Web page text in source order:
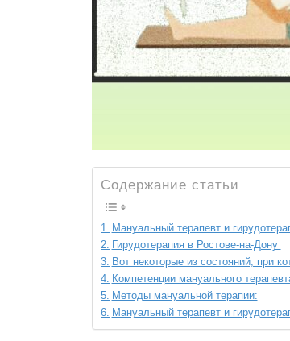
Содержание статьи
Мануальный терапевт и
Гирудотерапия в Ростове-на-Дону
Вот некоторые из состояний, при
Компетенции мануального
Методы мануальной терапии:
Мануальный терапевт и